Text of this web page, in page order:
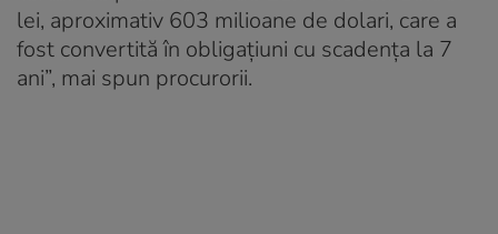
lei, aproximativ 603 milioane de dolari, care a
fost convertită în obligațiuni cu scadența la 7
ani”, mai spun procurorii.